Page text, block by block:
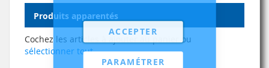
ACCEPTER
PARAMÉTRER
Produits apparentés
Cochez les articles à ajouter au panier ou
sélectionner tout